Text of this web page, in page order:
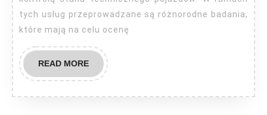
tych usług przeprowadzane są różnorodne badania,
które mają na celu ocenę
READ MOREREAD
MORE